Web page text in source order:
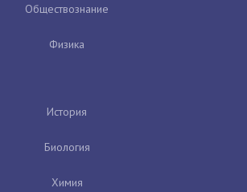
Обществознание
Физика
История
Биология
Химия